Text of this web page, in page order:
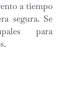
a tiempo
segura. Se
para